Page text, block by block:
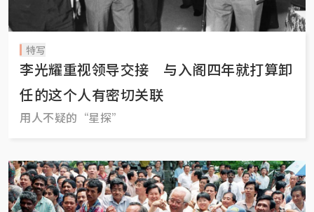
特写
李光耀重视领导交接 与入阁四年就打算卸
任的这个人有密切关联
用人不疑的“星探”